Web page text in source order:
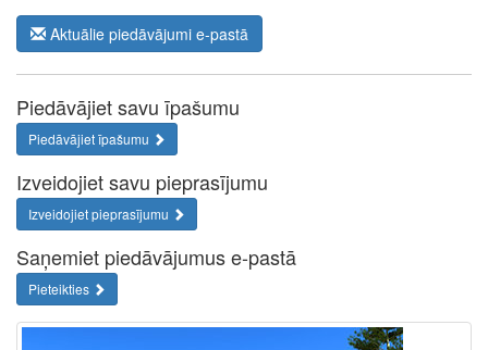
Aktuālie piedāvājumi e-pastā
Piedāvājiet savu īpašumu
Piedāvājiet īpašumu
Izveidojiet savu pieprasījumu
Izveidojiet pieprasījumu
Saņemiet piedāvājumus e-pastā
Pieteikties